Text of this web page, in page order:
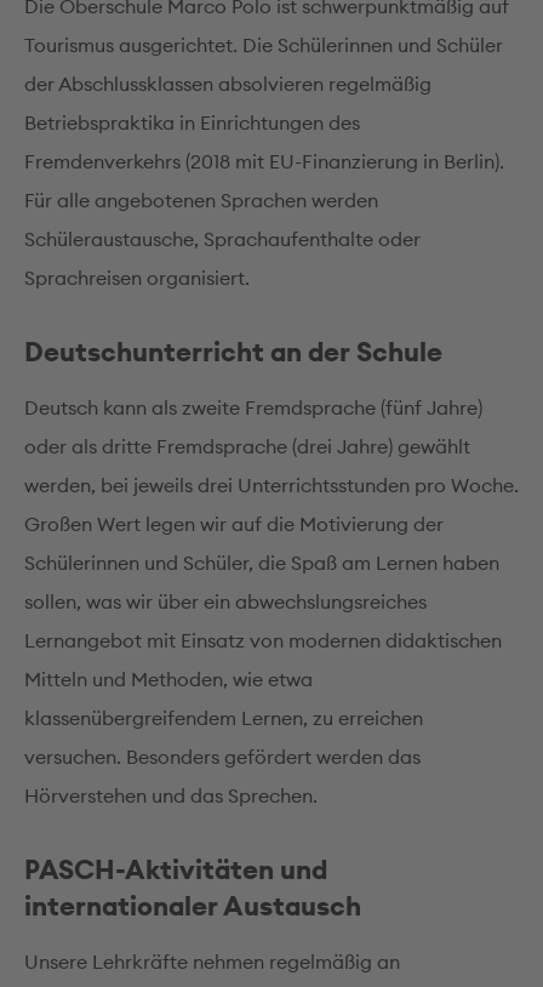
Die Oberschule Marco Polo ist schwerpunktmäßig auf
Tourismus ausgerichtet. Die Schülerinnen und Schüler
der Abschlussklassen absolvieren regelmäßig
Betriebspraktika in Einrichtungen des
Fremdenverkehrs (2018 mit EU-Finanzierung in Berlin).
Für alle angebotenen Sprachen werden
Schüleraustausche, Sprachaufenthalte oder
Sprachreisen organisiert.
Deutschunterricht an der Schule
Deutsch kann als zweite Fremdsprache (fünf Jahre)
oder als dritte Fremdsprache (drei Jahre) gewählt
werden, bei jeweils drei Unterrichtsstunden pro Woche.
Großen Wert legen wir auf die Motivierung der
Schülerinnen und Schüler, die Spaß am Lernen haben
sollen, was wir über ein abwechslungsreiches
Lernangebot mit Einsatz von modernen didaktischen
Mitteln und Methoden, wie etwa
klassenübergreifendem Lernen, zu erreichen
versuchen. Besonders gefördert werden das
Hörverstehen und das Sprechen.
PASCH-Aktivitäten und
internationaler Austausch
Unsere Lehrkräfte nehmen regelmäßig an